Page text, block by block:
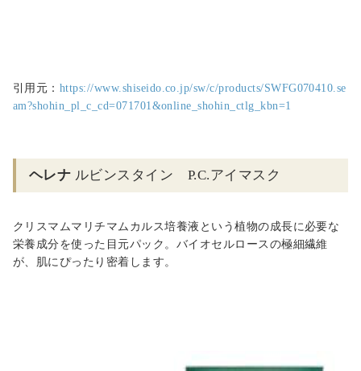
引用元： https://www.shiseido.co.jp/sw/c/products/SWFG070410.se
am?shohin_pl_c_cd=071701&online_shohin_ctlg_kbn=1
ヘレナ ルビンスタイン P.C.アイマスク
クリスマムマリチマムカルス培養液という植物の成長に必要な
栄養成分を使った目元パック。バイオセルロースの極細繊維
が、肌にぴったり密着します。